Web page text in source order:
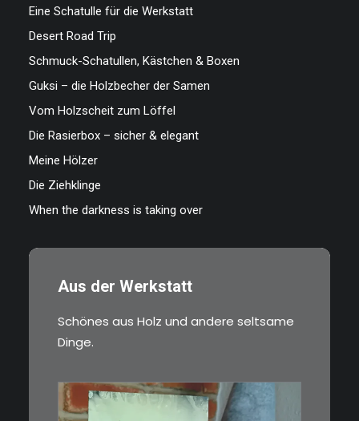
Eine Schatulle für die Werkstatt
Desert Road Trip
Schmuck-Schatullen, Kästchen & Boxen
Guksi – die Holzbecher der Samen
Vom Holzscheit zum Löffel
Die Rasierbox – sicher & elegant
Meine Hölzer
Die Ziehklinge
When the darkness is taking over
Aus der Werkstatt
Schönes aus Holz und andere seltsame
Dinge.